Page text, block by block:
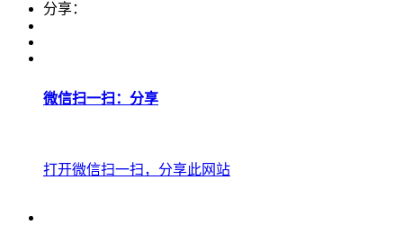
分享：
微信扫一扫：分享
打开微信扫一扫，分享此网站